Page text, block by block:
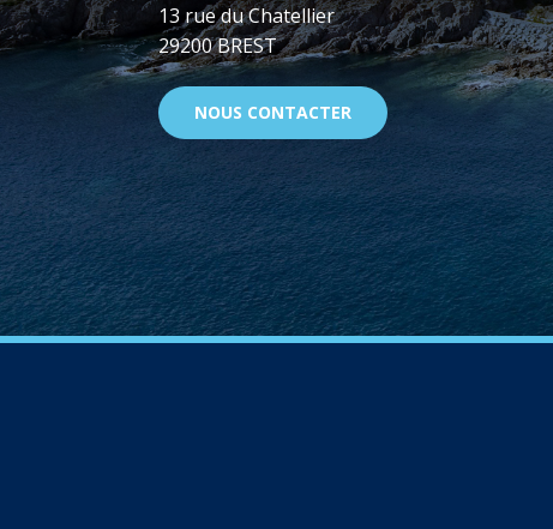
13 rue du Chatellier
29200 BREST
NOUS CONTACTER